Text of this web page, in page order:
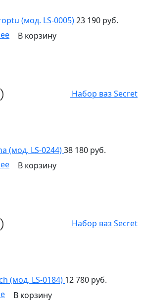
(мод. LS-0005)23 190 руб.
В корзину
Набор ваз Secret
(мод. LS-0244)38 180 руб.
В корзину
Набор ваз Secret
(мод. LS-0184) 12 780 руб.
В корзину